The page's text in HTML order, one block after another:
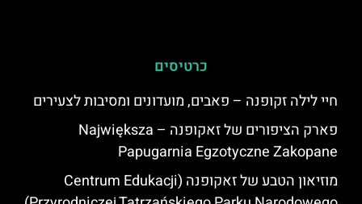
כרטיסים
חיי לילה זקופנה – פאבים, מועדונים ומסיבות לצעירים
פארק הציפורים של זאקופנה – Największa
Papugarnia Egzotyczne Zakopane
מוזיאון הטבע של זאקופנה (Centrum Edukacji